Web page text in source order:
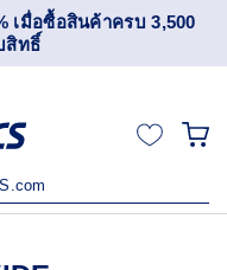
นน และสิทธิพิเศษสำหรับ
รเลย